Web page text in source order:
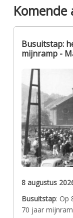
Busuitstap:
mijnramp -
8 augustus
Busuitstap: Op
70 jaar